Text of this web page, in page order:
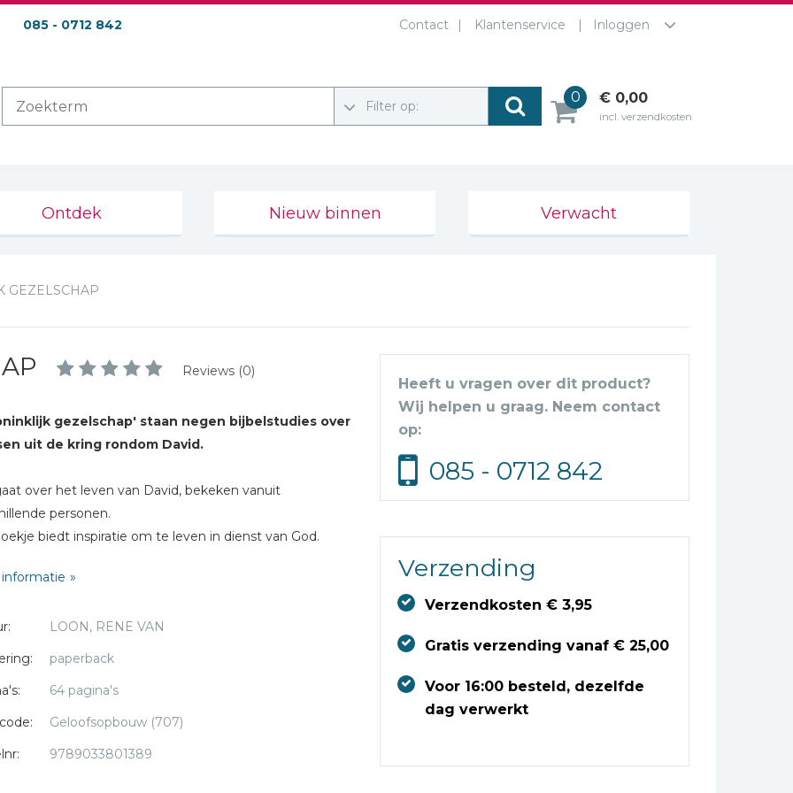
085 - 0712 842 Contact Klantenservice Inloggen
Filter op:
0 € 0,00
incl. verzendkosten
Ontdek Nieuw binnen Verwacht
GEZELSCHAP
Reviews (0)
gezelschap' staan negen bijbelstudies over
uit de kring rondom David.
over het leven van David, bekeken vanuit
personen.
biedt inspiratie om te leven in dienst van God.
Nederland. Hij is sinds 2013 verbonden aan de
wijkgemeente De Samaritaan te Rotterdam-
LOON, RENE VAN
paperback
64 pagina's
Geloofsopbouw (707)
9789033801389
Heeft u vragen over dit product?
Wij helpen u graag. Neem contact
op:
085 - 0712 842
Verzending
Verzendkosten € 3,95
Gratis verzending vanaf € 25,00
Voor 16:00 besteld, dezelfde
dag verwerkt